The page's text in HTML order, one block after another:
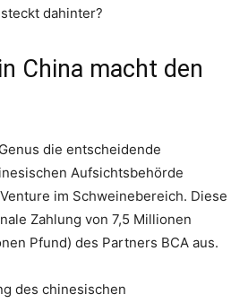
dahinter?
China macht den
die entscheidende
Aufsichtsbehörde
im Schweinebereich. Diese
Zahlung von 7,5 Millionen
Pfund) des Partners BCA aus.
des chinesischen